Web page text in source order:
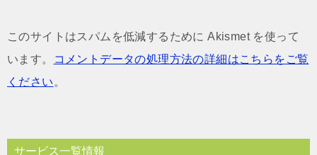
このサイトはスパムを低減するために Akismet を使って
います。
コメントデータの処理方法の詳細はこちらをご覧
ください 。
サービス一覧情報